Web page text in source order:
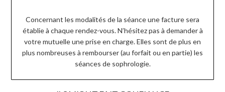
Concernant les modalités de la séance une facture sera
établie à chaque rendez-vous. N’hésitez pas à demander à
votre mutuelle une prise en charge. Elles sont de plus en
plus nombreuses à rembourser (au forfait ou en partie) les
séances de sophrologie.